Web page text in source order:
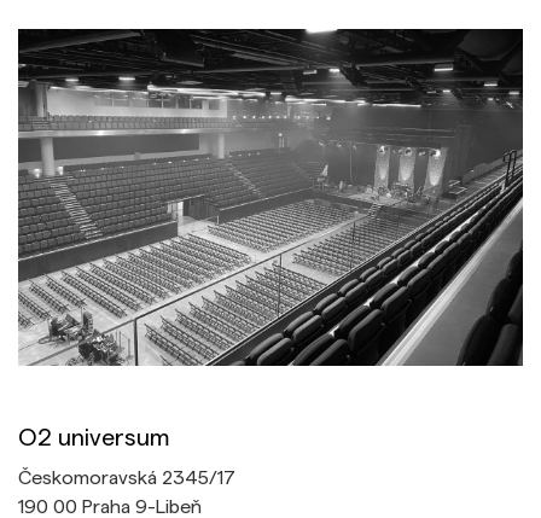
O2 universum
Českomoravská 2345/17
190 00 Praha 9-Libeň